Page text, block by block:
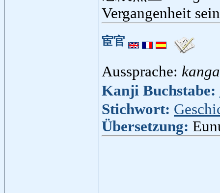
Vergangenheit sein
宦官
Aussprache:
Kanji Buchstabe:
Stichwort:
Übersetzung: